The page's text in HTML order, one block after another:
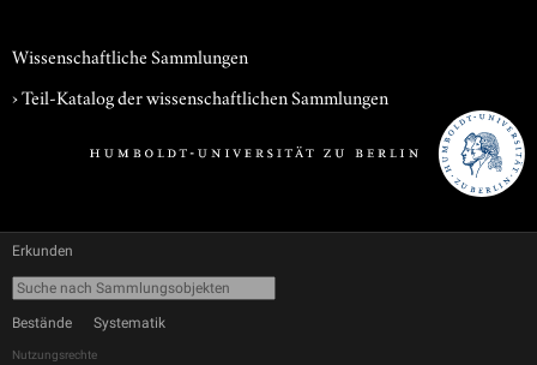
Wissenschaftliche Sammlungen
› Teil-Katalog der wissenschaftlichen Sammlungen
Erkunden
Bestände Systematik
Nutzungsrechte